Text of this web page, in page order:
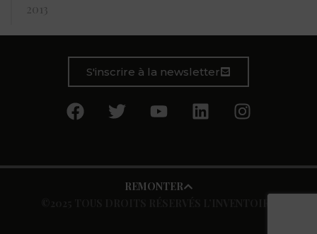
2013
S'inscrire à la newsletter
REMONTER